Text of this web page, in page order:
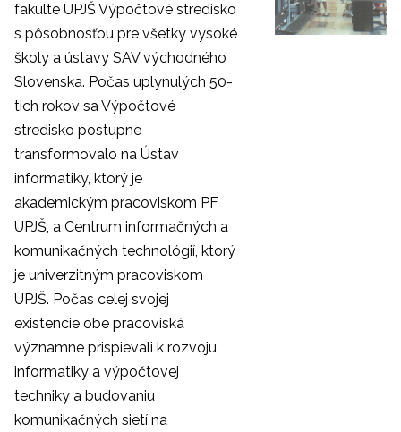
fakulte UPJŠ Výpočtové stredisko
s pôsobnosťou pre všetky vysoké
školy a ústavy SAV východného
Slovenska. Počas uplynulých 50-
tich rokov sa Výpočtové
stredisko postupne
transformovalo na Ústav
informatiky, ktorý je
akademickým pracoviskom PF
UPJŠ, a Centrum informačných a
komunikačných technológií, ktorý
je univerzitným pracoviskom
UPJŠ. Počas celej svojej
existencie obe pracoviská
významne prispievali k rozvoju
informatiky a výpočtovej
techniky a budovaniu
komunikačných sietí na